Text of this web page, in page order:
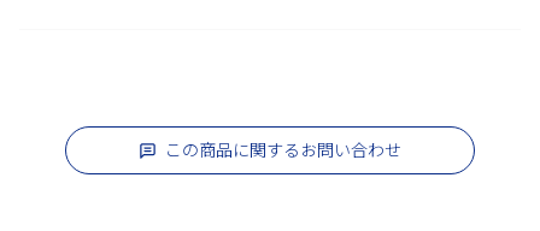
この商品に関するお問い合わせ